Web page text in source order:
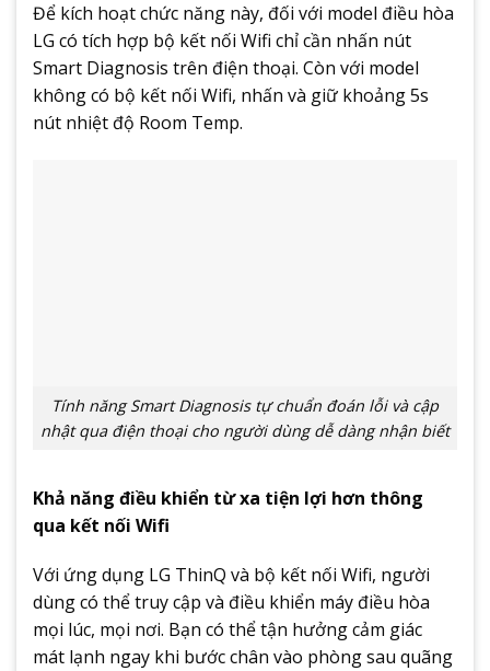
Để kích hoạt chức năng này, đối với model điều hòa
LG có tích hợp bộ kết nối Wifi chỉ cần nhấn nút
Smart Diagnosis trên điện thoại. Còn với model
không có bộ kết nối Wifi, nhấn và giữ khoảng 5s
nút nhiệt độ Room Temp.
Tính năng Smart Diagnosis tự chuẩn đoán lỗi và cập
nhật qua điện thoại cho người dùng dễ dàng nhận biết
Khả năng điều khiển từ xa tiện lợi hơn thông
qua kết nối Wifi
Với ứng dụng LG ThinQ và bộ kết nối Wifi, người
dùng có thể truy cập và điều khiển máy điều hòa
mọi lúc, mọi nơi. Bạn có thể tận hưởng cảm giác
mát lạnh ngay khi bước chân vào phòng sau quãng